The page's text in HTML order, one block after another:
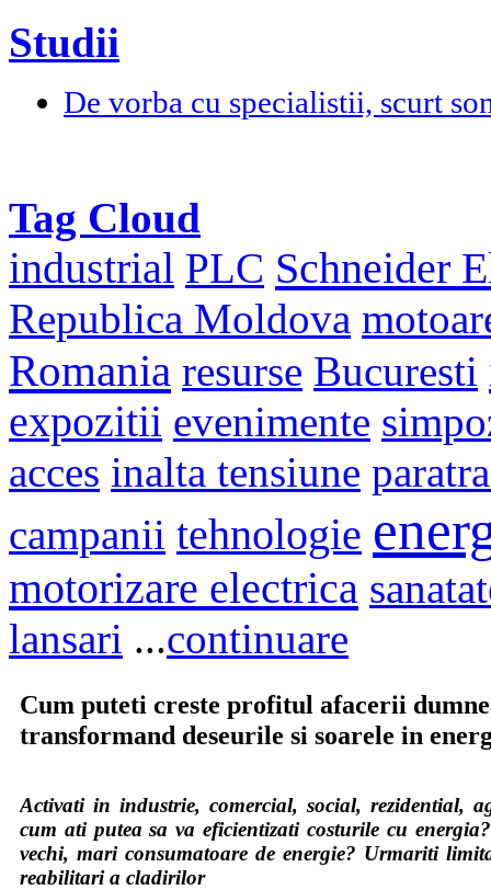
Studii
De vorba cu specialistii, scurt
Tag Cloud
industrial PLC Schneider
Republica Moldova
Romania resurse Bucuresti
expozitii evenimente
acces inalta tensiune
campanii tehnologie
motorizare electrica
lansari ...continuare
Cum puteti creste profitul afacerii
transformand deseurile si soarele in
Activati in industrie, comercial, social, rezidential,
cum ati putea sa va eficientizati costurile cu
vechi, mari consumatoare de energie? Urmariti
reabilitari a cladirilor